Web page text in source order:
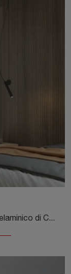
Ecco qui l'armadio Free Volo A001 in melaminico di Colombini Casa! Una ricca gamma di armadi a muro con ante scorrevoli.